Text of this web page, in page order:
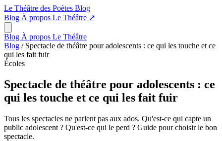
Le Théâtre des Poètes Blog
Blog À propos Le Théâtre ↗
Blog À propos Le Théâtre
Blog / Spectacle de théâtre pour adolescents : ce qui les touche et ce
qui les fait fuir
Écoles
Spectacle de théâtre pour adolescents : ce
qui les touche et ce qui les fait fuir
Tous les spectacles ne parlent pas aux ados. Qu'est-ce qui capte un
public adolescent ? Qu'est-ce qui le perd ? Guide pour choisir le bon
spectacle.